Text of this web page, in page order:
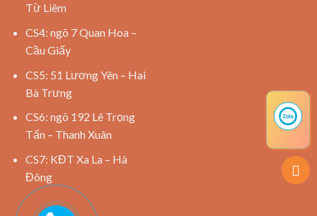
Từ Liêm
CS4: ngõ 7 Quan Hoa –
Cầu Giấy
CS5: 51 Lương Yên – Hai
Bà Trưng
CS6: ngõ 192 Lê Trọng
Tấn – Thanh Xuân
CS7: KĐT Xa La – Hà
Đông